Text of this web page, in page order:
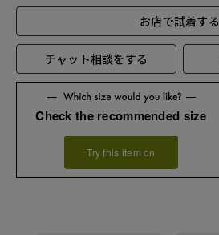
お店で試着する
チャット相談をする
Check the recommended size
Try this item on